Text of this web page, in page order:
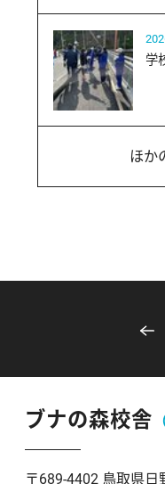
学
ほか
ブナの森校舎
〒689-4402 鳥取県